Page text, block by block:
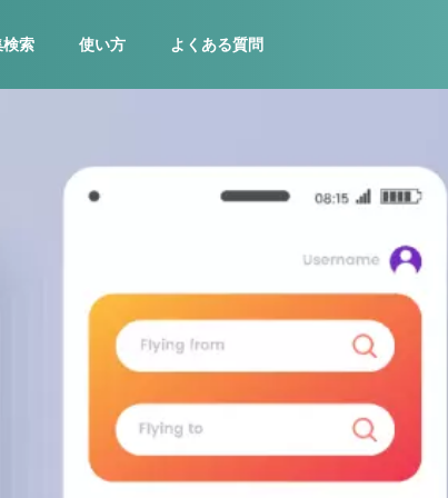
検索 使い方 よくある質問